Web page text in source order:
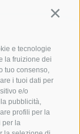
e tecnologie
la fruizione dei
tuo consenso,
i tuoi dati per
e/o
pubblicità,
profili per la
per la